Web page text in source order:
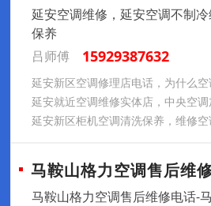
延安空调维修，延安空调不制
保养
吕师傅
15929387632
延安新区空调修理店电话，为什么
延安就近空调维修实体店，中央空
延安新区柜机空调清洗保养，维修
马鞍山格力空调售后维
马鞍山格力空调售后维修电话-